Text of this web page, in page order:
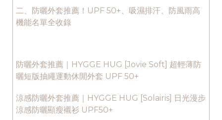
二、防曬外套推薦！UPF 50+、吸濕排汗、防風雨高
機能名單全收錄
防曬外套推薦｜HYGGE HUG [Jovie Soft] 超輕薄防
曬短版抽繩運動休閒外套 UPF 50+
涼感防曬外套推薦｜HYGGE HUG [Solairis] 日光漫步
涼感防曬顯瘦襯衫 UPF50+